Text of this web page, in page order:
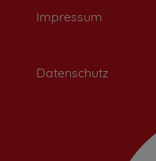
Impressum
Datenschutz